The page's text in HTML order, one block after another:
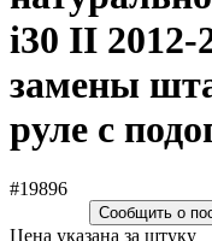
i30 II 2012-
замены
руле с
#19896
Сообщить о
Цена указана за штуку